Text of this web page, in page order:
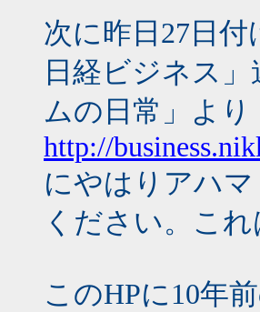
次に昨日27日付
日経ビジネス
ムの日常」より
http://
にやはりアハ
ください。こ
このHPに10年